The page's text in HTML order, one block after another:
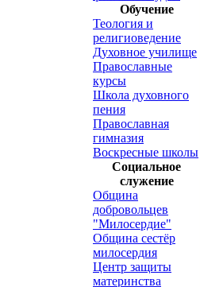
Обучение
Теология и
религиоведение
Духовное училище
Православные
курсы
Школа духовного
пения
Православная
гимназия
Воскресные школы
Социальное
служение
Община
добровольцев
"Милосердие"
Община сестёр
милосердия
Центр защиты
материнства